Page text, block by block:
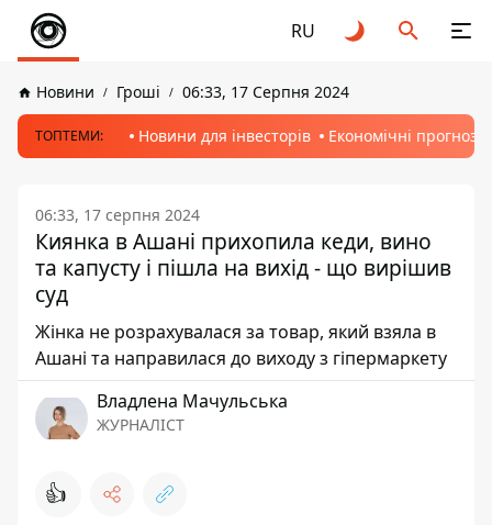
RU
Новини Гроші 06:33, 17 Серпня 2024
ТОПТЕМИ: Новини для інвесторів Економічні прогнози
06:33, 17 серпня 2024
Киянка в Ашані прихопила кеди, вино
та капусту і пішла на вихід - що вирішив
суд
Жінка не розрахувалася за товар, який взяла в
Ашані та направилася до виходу з гіпермаркету
Владлена Мачульська
ЖУРНАЛІСТ
👍